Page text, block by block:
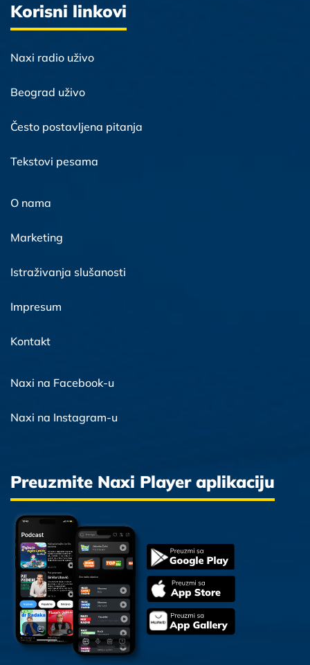
Korisni linkovi
Naxi radio uživo
Beograd uživo
Često postavljena pitanja
Tekstovi pesama
O nama
Marketing
Istraživanja slušanosti
Impresum
Kontakt
Naxi na Facebook-u
Naxi na Instagram-u
Preuzmite Naxi Player aplikaciju